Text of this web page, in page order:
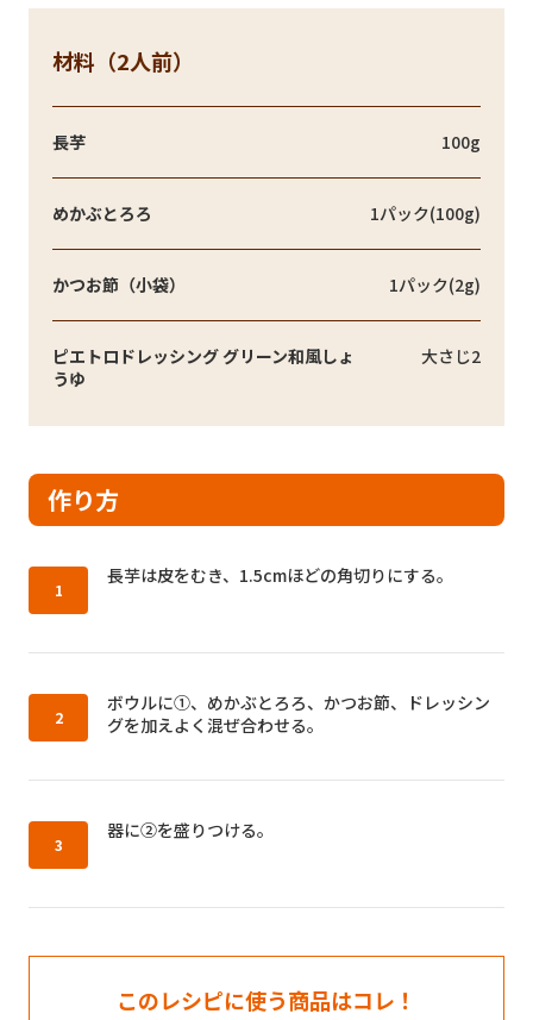
材料（2人前）
長芋 100g
めかぶとろろ 1パック(100g)
かつお節（小袋） 1パック(2g)
ピエトロドレッシング グリーン和風しょ
うゆ
大さじ2
作り方
作り方1：
長芋は皮をむき、1.5cmほどの角切りにする。
作り方2：
ボウルに①、めかぶとろろ、かつお節、ドレッシン
グを加えよく混ぜ合わせる。
作り方3：
器に②を盛りつける。
このレシピに使う商品はコレ！